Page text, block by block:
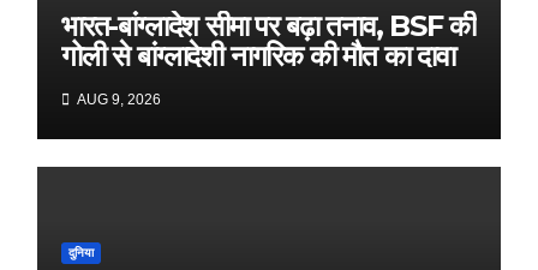
भारत-बांग्लादेश सीमा पर बढ़ा तनाव, BSF की
गोली से बांग्लादेशी नागरिक की मौत का दावा
AUG 9, 2026
दुनिया